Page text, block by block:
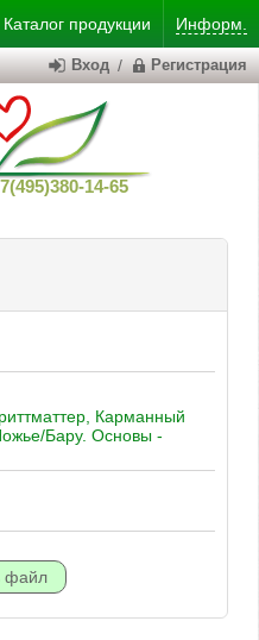
Каталог продукции Информ.
14-65
Вход / Регистрация
Карманный
Бару. Основы -